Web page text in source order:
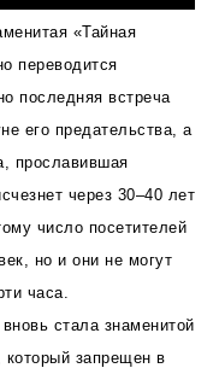
«Тайная
переводится
последняя встреча
его предательства, а
прославившая
через 30–40 лет
число посетителей
но и они не могут
часа.
стала знаменитой
который запрещен в